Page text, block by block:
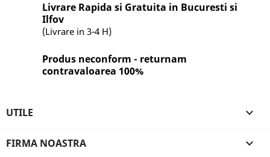
Livrare Rapida si Gratuita in Bucuresti si
Ilfov
(Livrare in 3-4 H)
Produs neconform - returnam
contravaloarea 100%
UTILE 
FIRMA NOASTRA 